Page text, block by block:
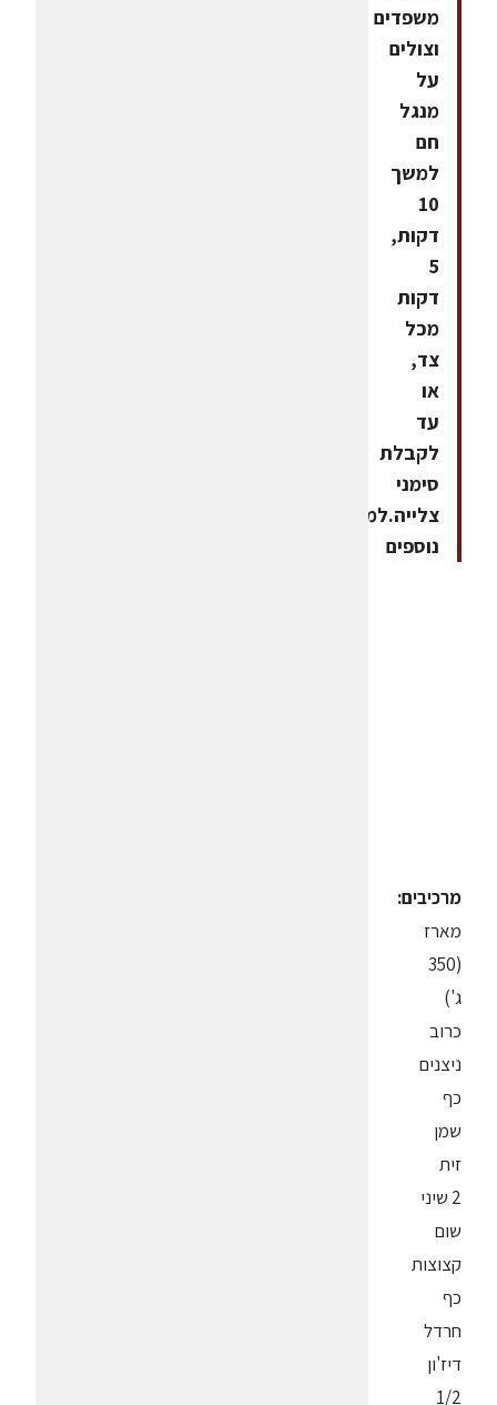
משפדים
וצולים
על
מנגל
חם
למשך
10
דקות,
5
דקות
מכל
צד,
או
עד
לקבלת
סימני
צלייה.למתכונים
נוספים
מרכיבים:
מארז
(350
ג')
כרוב
ניצנים
כף
שמן
זית
2 שיני
שום
קצוצות
כף
חרדל
דיז'ון
1/2